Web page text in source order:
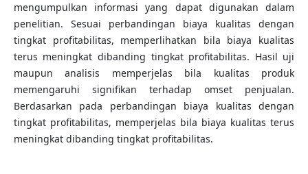
mengumpulkan informasi yang dapat digunakan dalam
penelitian. Sesuai perbandingan biaya kualitas dengan
tingkat profitabilitas, memperlihatkan bila biaya kualitas
terus meningkat dibanding tingkat profitabilitas. Hasil uji
maupun analisis memperjelas bila kualitas produk
memengaruhi signifikan terhadap omset penjualan.
Berdasarkan pada perbandingan biaya kualitas dengan
tingkat profitabilitas, memperjelas bila biaya kualitas terus
meningkat dibanding tingkat profitabilitas.